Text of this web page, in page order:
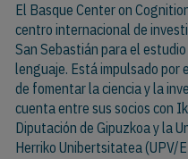
El Basque Center on
centro internacional de
San Sebastián para el
lenguaje. Está impulsado por
de fomentar la ciencia y la
cuenta entre sus socios con
Diputación de Gipuzkoa y la
Herriko Unibertsitatea (UPV/